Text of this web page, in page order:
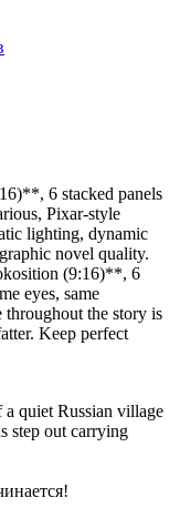
6 stacked panels
Pixar-style
lighting, dynamic
novel quality.
(9:16)**, 6
eyes, same
throughout the story is
Keep perfect
quiet Russian village
step out carrying